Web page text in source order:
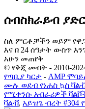
ሰብስክራይብ
ስለ ምርቶቻችን ወይም
እና በ 24 ሰዓታት ውስጥ
አሁን መጠየቅ
© የቅጂ መብት - 2010-
የጣቢያ ካርታ - AMP
ሙሉ ወደብ የነሐስ ኳስ
የሚቀንሱ አብራሪዎች
ቫልቭ, አይዝጌ ብረት #304